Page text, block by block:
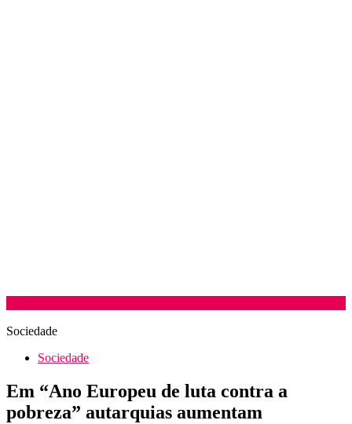
Sociedade
Sociedade
Em “Ano Europeu de luta contra a
pobreza” autarquias aumentam